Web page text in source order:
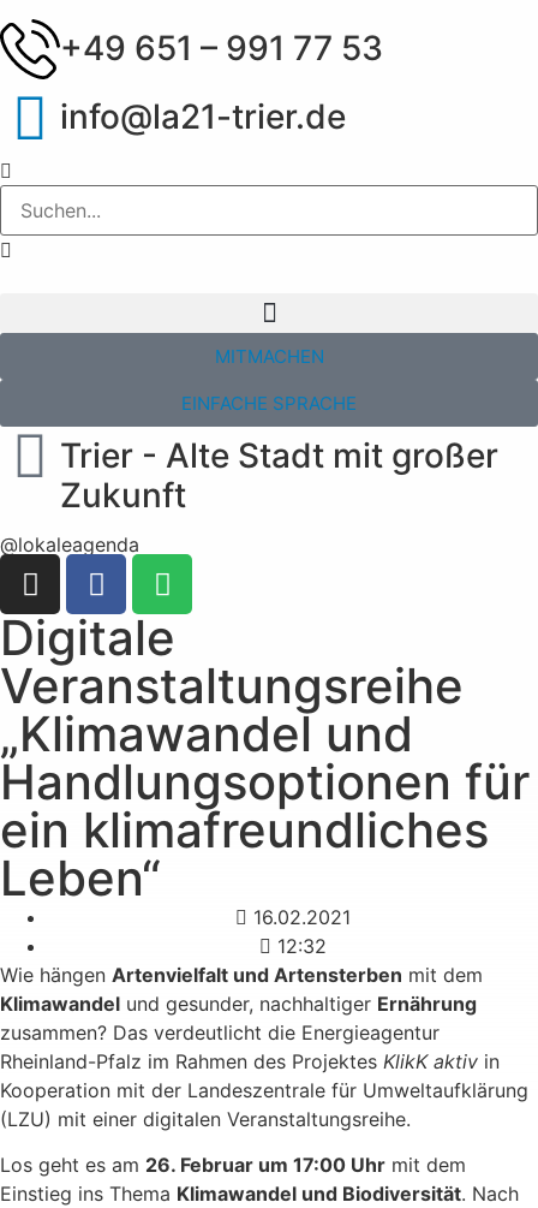
+49 651 – 991 77 53
info@la21-trier.de
MITMACHEN
EINFACHE SPRACHE
Trier - Alte Stadt mit großer
Zukunft
@lokaleagenda
Digitale
Veranstaltungsreihe
„Klimawandel und
Handlungsoptionen für
ein klimafreundliches
Leben“
16.02.2021
12:32
Wie hängen Artenvielfalt und Artensterben mit dem
Klimawandel und gesunder, nachhaltiger Ernährung
zusammen? Das verdeutlicht die Energieagentur
Rheinland-Pfalz im Rahmen des Projektes KlikK aktiv in
Kooperation mit der Landeszentrale für Umweltaufklärung
(LZU) mit einer digitalen Veranstaltungsreihe.
Los geht es am 26. Februar um 17:00 Uhr mit dem
Einstieg ins Thema Klimawandel und Biodiversität. Nach